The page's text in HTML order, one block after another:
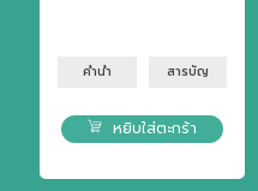
คำนำ สารบัญ
หยิบใส่ตะกร้า